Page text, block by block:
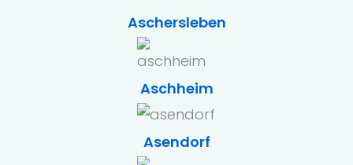
Aschersleben
Aschheim
Asendorf